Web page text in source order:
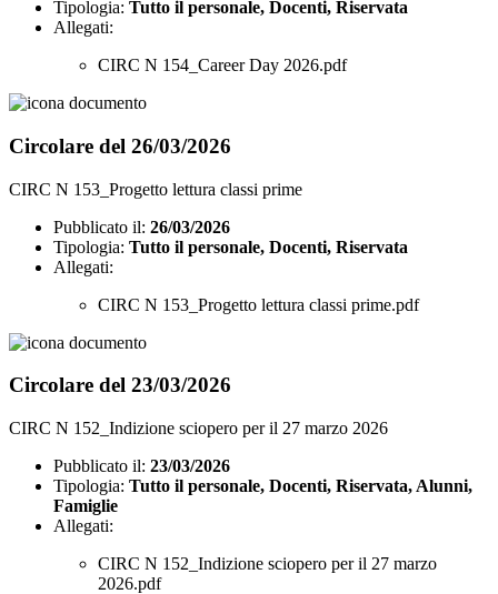
Tipologia: Tutto il personale, Docenti, Riservata
Allegati:
CIRC N 154_Career Day 2026.pdf
Circolare del 26/03/2026
CIRC N 153_Progetto lettura classi prime
Pubblicato il: 26/03/2026
Tipologia: Tutto il personale, Docenti, Riservata
Allegati:
CIRC N 153_Progetto lettura classi prime.pdf
Circolare del 23/03/2026
CIRC N 152_Indizione sciopero per il 27 marzo 2026
Pubblicato il: 23/03/2026
Tipologia: Tutto il personale, Docenti, Riservata, Alunni,
Famiglie
Allegati:
CIRC N 152_Indizione sciopero per il 27 marzo
2026.pdf